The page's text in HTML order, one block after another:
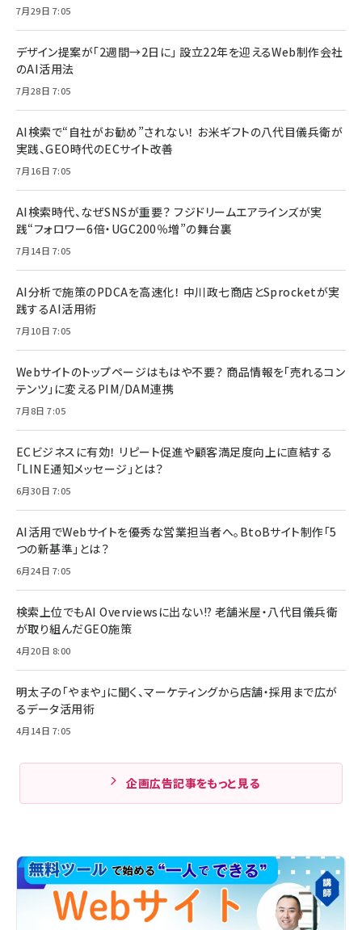
7月29日 7:05
デザイン提案が「2週間→2日に」 設立22年を迎えるWeb制作会社
のAI活用法
7月28日 7:05
AI検索で“自社がお勧め”されない！ お米ギフトの八代目儀兵衛が
実践、GEO時代のECサイト改善
7月16日 7:05
AI検索時代、なぜSNSが重要？ フジドリームエアラインズが実
践“フォロワー6倍・UGC200％増”の舞台裏
7月14日 7:05
AI分析で施策のPDCAを高速化！ 中川政七商店とSprocketが実
践するAI活用術
7月10日 7:05
Webサイトのトップページはもはや不要？ 商品情報を「売れるコン
テンツ」に変えるPIM/DAM連携
7月8日 7:05
ECビジネスに有効！ リピート促進や顧客満足度向上に直結する
「LINE通知メッセージ」とは？
6月30日 7:05
AI活用でWebサイトを優秀な営業担当者へ。BtoBサイト制作「5
つの新基準」とは？
6月24日 7:05
検索上位でもAI Overviewsに出ない!? 老舗米屋・八代目儀兵衛
が取り組んだGEO施策
4月20日 8:00
明太子の「やまや」に聞く、マーケティングから店舗・採用まで広が
るデータ活用術
4月14日 7:05
企画広告記事をもっと見る